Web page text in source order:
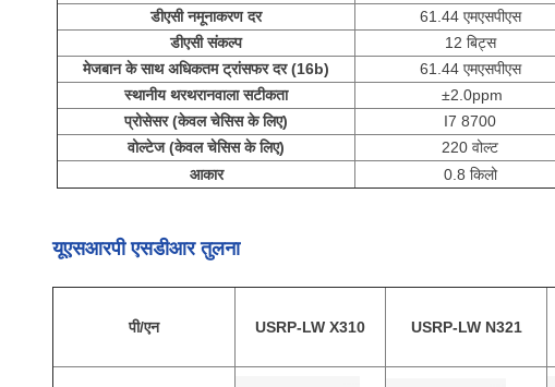
डीएसी नमूनाकरण दर
61.44 एमएसपीएस
डीएसी संकल्प
12 बिट्स
मेजबान के साथ अधिकतम ट्रांसफर दर (16b)
61.44 एमएसपीएस
स्थानीय थरथरानवाला सटीकता
±2.0ppm
प्रोसेसर (केवल चेसिस के लिए)
I7 8700
वोल्टेज (केवल चेसिस के लिए)
220 वोल्ट
आकार
0.8 किलो
यूएसआरपी एसडीआर तुलना
पी/एन USRP-LW X310 USRP-LW N321